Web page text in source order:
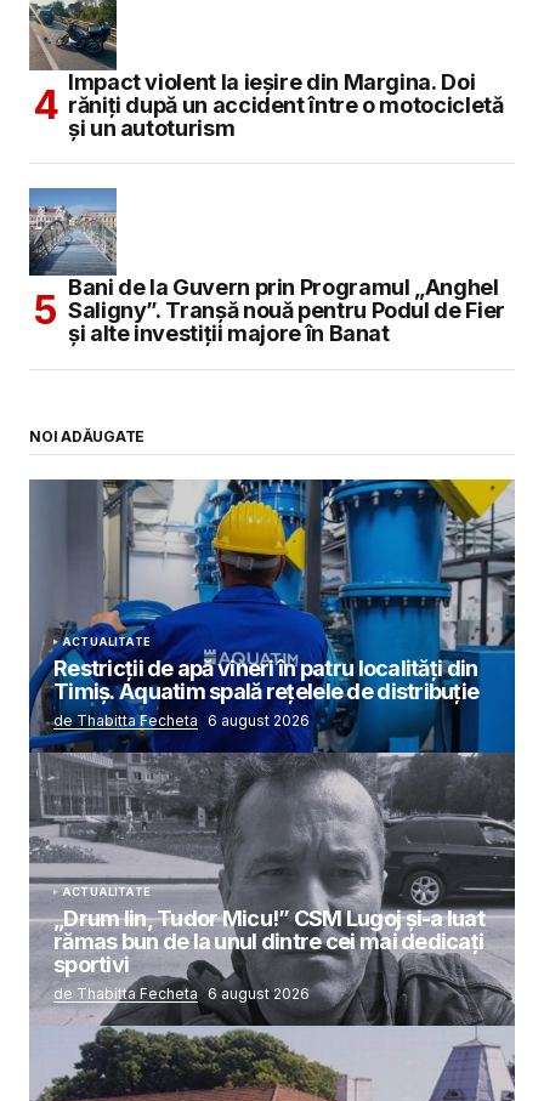
Impact violent la ieșire din Margina. Doi
răniți după un accident între o motocicletă
și un autoturism
Bani de la Guvern prin Programul „Anghel
Saligny”. Tranșă nouă pentru Podul de Fier
și alte investiții majore în Banat
NOI ADĂUGATE
ACTUALITATE
Restricții de apă vineri în patru localități din
Timiș. Aquatim spală rețelele de distribuție
de Thabitta Fecheta 6 august 2026
ACTUALITATE
„Drum lin, Tudor Micu!” CSM Lugoj și-a luat
rămas bun de la unul dintre cei mai dedicați
sportivi
de Thabitta Fecheta 6 august 2026